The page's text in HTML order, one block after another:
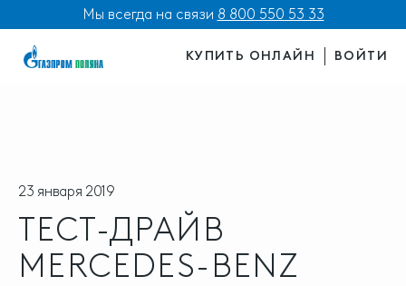
Мы всегда на связи 8 800 550 53 33
КУПИТЬ ОНЛАЙН ВОЙТИ
23 января 2019
ТЕСТ-ДРАЙВ
MERCEDES-BENZ